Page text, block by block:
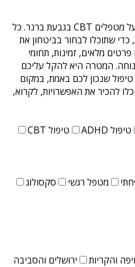
מטפלים CBT בגבעת ברנר
. כל
שתוכלו לבחור בביטחון את
מלאים, זמינות, תחומי
המטרה היא להקל עליכם
שנכון לכם באמת, במקום
להכיר את האפשרויות, לקרוא,
טיפול ADHD
טיפול CBT
מטפל רגשי
סקסולוג
והקריות ירושלים והסביבה